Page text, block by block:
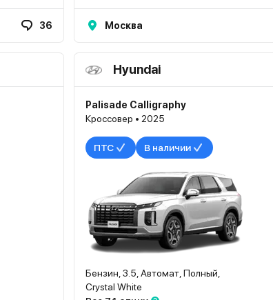
36 Москва
Hyundai
Palisade Calligraphy
Кроссовер • 2025
ПТС В наличии
Бензин, 3.5, Автомат, Полный,
Crystal White